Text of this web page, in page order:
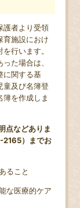
護者より受領
育施設におけ
行います。
た場合は、
に関する基
童及び名簿登
を作成しま
点などありま
2165）までお
ること
な医療的ケア